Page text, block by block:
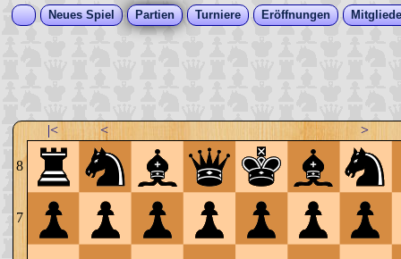
Neues Spiel Partien Turniere Eröffnungen
|< < >
8
7